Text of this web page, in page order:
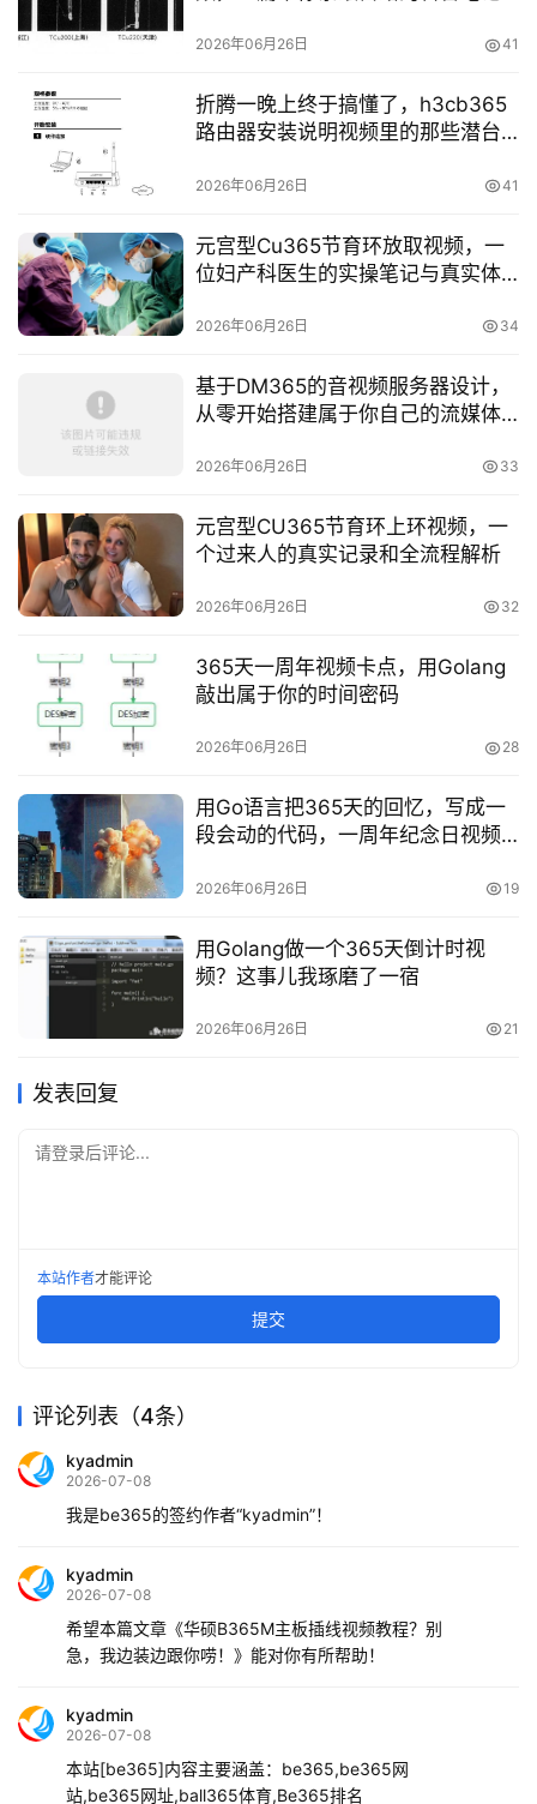
2026年06月26日 41
折腾一晚上终于搞懂了，h3cb365
路由器安装说明视频里的那些潜台
2026年06月26日 41
元宫型Cu365节育环放取视频，一
位妇产科医生的实操笔记与真实体
2026年06月26日 34
基于DM365的音视频服务器设计，
从零开始搭建属于你自己的流媒体
2026年06月26日 33
元宫型CU365节育环上环视频，一
个过来人的真实记录和全流程解析
2026年06月26日 32
365天一周年视频卡点，用Golang
敲出属于你的时间密码
2026年06月26日 28
用Go语言把365天的回忆，写成一
段会动的代码，一周年纪念日视频
2026年06月26日 19
用Golang做一个365天倒计时视
频？这事儿我琢磨了一宿
2026年06月26日 21
发表回复
请登录后评论...
本站作者才能评论
提交
评论列表（4条）
kyadmin
2026-07-08
我是be365的签约作者“kyadmin”！
kyadmin
2026-07-08
希望本篇文章《华硕B365M主板插线视频教程？别
急，我边装边跟你唠！》能对你有所帮助！
kyadmin
2026-07-08
本站[be365]内容主要涵盖：be365,be365网
站,be365网址,ball365体育,Be365排名